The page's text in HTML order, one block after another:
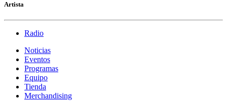
Artista
Radio
Noticias
Eventos
Programas
Equipo
Tienda
Merchandising